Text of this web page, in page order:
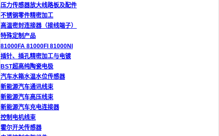
压力传感器放大线路板及配件
不锈钢零件精密加工
高温密封连接器（接线端子）
特殊定制产品
81000FA 81000FI 81000NI
插针、插孔精密加工与电镀
BST超高纯陶瓷电极
汽车水箱水温水位传感器
新能源汽车通讯线束
新能源汽车高压线束
新能源汽车充电连接器
控制电机线束
霍尔开关传感器